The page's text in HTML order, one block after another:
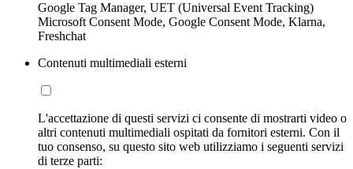
Google Tag Manager, UET (Universal Event Tracking)
Microsoft Consent Mode, Google Consent Mode, Klarna,
Freshchat
Contenuti multimediali esterni
L'accettazione di questi servizi ci consente di mostrarti video o
altri contenuti multimediali ospitati da fornitori esterni. Con il
tuo consenso, su questo sito web utilizziamo i seguenti servizi
di terze parti: